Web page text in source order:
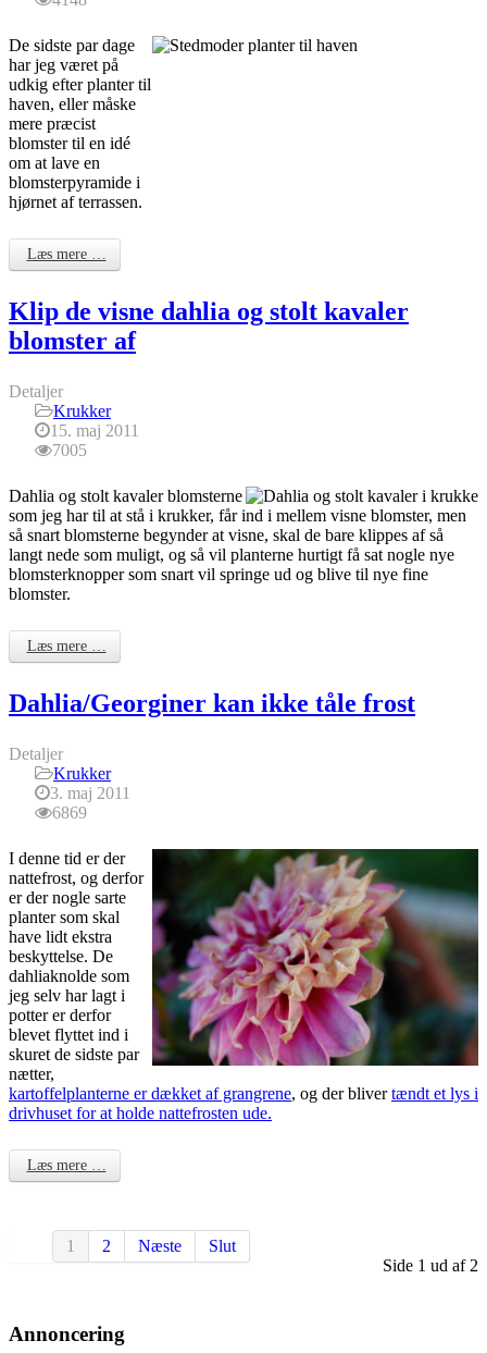
De sidste par dage
har jeg været på
udkig efter planter til
haven, eller måske
mere præcist
blomster til en idé
om at lave en
blomsterpyramide i
hjørnet af terrassen.
Læs mere …
Klip de visne dahlia og stolt kavaler
blomster af
Detaljer
Krukker
15. maj 2011
7005
Dahlia og stolt kavaler blomsterne
som jeg har til at stå i krukker, får ind i mellem visne blomster, men
så snart blomsterne begynder at visne, skal de bare klippes af så
langt nede som muligt, og så vil planterne hurtigt få sat nogle nye
blomsterknopper som snart vil springe ud og blive til nye fine
blomster.
Læs mere …
Dahlia/Georginer kan ikke tåle frost
Detaljer
Krukker
3. maj 2011
6869
I denne tid er der
nattefrost, og derfor
er der nogle sarte
planter som skal
have lidt ekstra
beskyttelse. De
dahliaknolde som
jeg selv har lagt i
potter er derfor
blevet flyttet ind i
skuret de sidste par
nætter,
kartoffelplanterne er dækket af grangrene, og der blivertændt et lys i
drivhuset for at holde nattefrosten ude.
Læs mere …
Side 1 ud af 2
1 2 Næste Slut
Annoncering